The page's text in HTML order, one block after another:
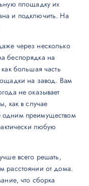
площадку их
и подключить. На
через несколько
беспорядка на
большая часть
на завод. Вам
не оказывает
как в случае
преимуществом
любую
всего решать,
расстоянии от дома.
что сборка